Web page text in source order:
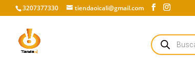
3207377330 tiendaoicali@gmail.com
Búsqueda
de
productos